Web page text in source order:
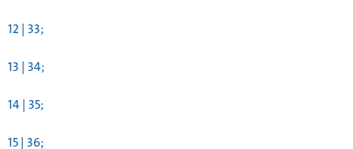
12 | 33;
13 | 34;
14 | 35;
15 | 36;